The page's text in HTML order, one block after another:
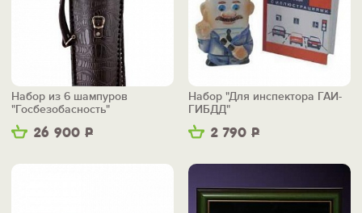
26 900 Р
Набор из 6 шампуров
"Госбезобасность"
2 790 Р
Набор "Для инспектора ГАИ-
ГИБДД"